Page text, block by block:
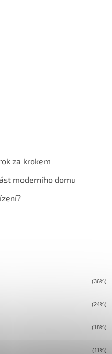
za krokem
moderního domu
(36%)
(24%)
(18%)
(11%)